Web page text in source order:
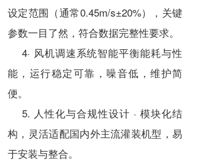
设定范围（通常0.45m/s±20%），关键
参数一目了然，符合数据完整性要求。
4· 风机调速系统智能平衡能耗与性
能，运行稳定可靠，噪音低，维护简
便。
5. 人性化与合规性设计 · 模块化结
构，灵活适配国内外主流灌装机型，易
于安装与整合。